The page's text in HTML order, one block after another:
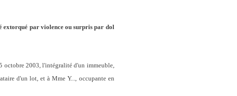
extorqué par violence ou surpris par dol
octobre 2003, l'intégralité d'un immeuble,
d'un lot, et à Mme Y..., occupante en